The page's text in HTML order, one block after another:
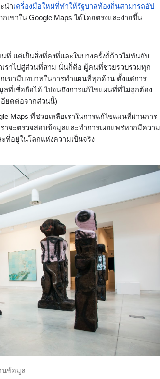
นำเครื่องมือใหม่ที่ทำให้รัฐบาลท้องถิ่นสามารถอัป
ขาใน Google Maps ได้โดยตรงและง่ายขึ้น
ที่ แต่เป็นสิ่งที่คงที่และในบางครั้งก็ก้าวไม่ทันกับ
เราไปสู่ส่วนที่สาม นั่นก็คือ ผู้คนที่ช่วยรวบรวมทุก
เขามีบทบาทในการทำแผนที่ทุกด้าน ตั้งแต่การ
ลที่เชื่อถือได้ ไปจนถึงการแก้ไขแผนที่ที่ไม่ถูกต้อง
อียดต่อจากส่วนนี้)
Maps ที่ช่วยเหลือเราในการแก้ไขแผนที่ผ่านการ
าจะตรวจสอบข้อมูลและทำการเผยแพร่หากมีความ
ที่อยู่ในโลกแห่งความเป็นจริง
นข้อมูล